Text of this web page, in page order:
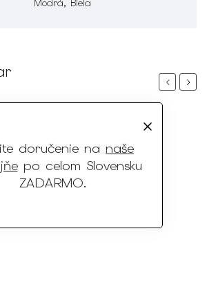
doručenie na naše
po celom Slovensku
ZADARMO.
Modrá, Biela
PreviousNext